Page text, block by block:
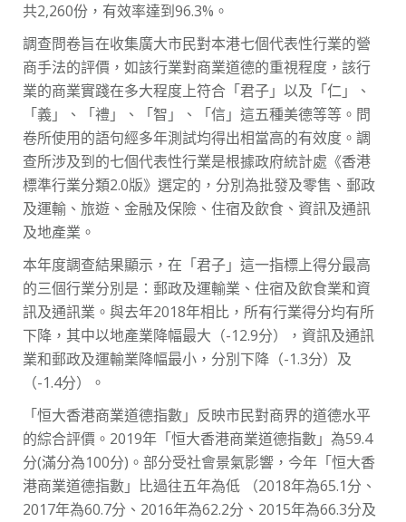
共2,260份，有效率達到96.3%。
調查問卷旨在收集廣大市民對本港七個代表性行業的營
商手法的評價，如該行業對商業道德的重視程度，該行
業的商業實踐在多大程度上符合「君子」以及「仁」、
「義」、「禮」、「智」、「信」這五種美德等等。問
卷所使用的語句經多年測試均得出相當高的有效度。調
查所涉及到的七個代表性行業是根據政府統計處《香港
標準行業分類2.0版》選定的，分別為批發及零售、郵政
及運輸、旅遊、金融及保險、住宿及飲食、資訊及通訊
及地產業。
本年度調查結果顯示，在「君子」這一指標上得分最高
的三個行業分別是：郵政及運輸業、住宿及飲食業和資
訊及通訊業。與去年2018年相比，所有行業得分均有所
下降，其中以地產業降幅最大（-12.9分），資訊及通訊
業和郵政及運輸業降幅最小，分別下降（-1.3分）及
（-1.4分）。
「恒大香港商業道德指數」反映市民對商界的道德水平
的綜合評價。2019年「恒大香港商業道德指數」為59.4
分(滿分為100分)。部分受社會景氣影響，今年「恒大香
港商業道德指數」比過往五年為低 （2018年為65.1分、
2017年為60.7分、2016年為62.2分、2015年為66.3分及